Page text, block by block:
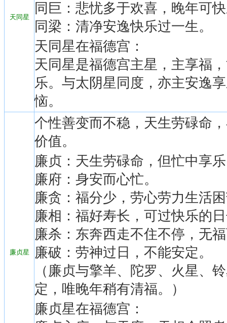
天同星
同巨：悲忧多于欢喜，晚年可
同梁：清净安逸快乐过一生。
天同星在福德宫：
天同星是福德宫主星，主享福
乐。与太阴星同度，亦主安逸
恼。
廉贞星
个性善变而不稳，天生劳碌命
价值。
廉贞：天生劳碌命，但忙中享
廉府：身安而心忙。
廉贪：福分少，劳心劳力生活
廉相：福好寿长，可过快乐的
廉杀：东奔西走不住不停，无
廉破：劳神过日，不能安定。
（廉贞与擎羊、陀罗、火星、
定，唯晚年稍有清福。）
廉贞星在福德宫：